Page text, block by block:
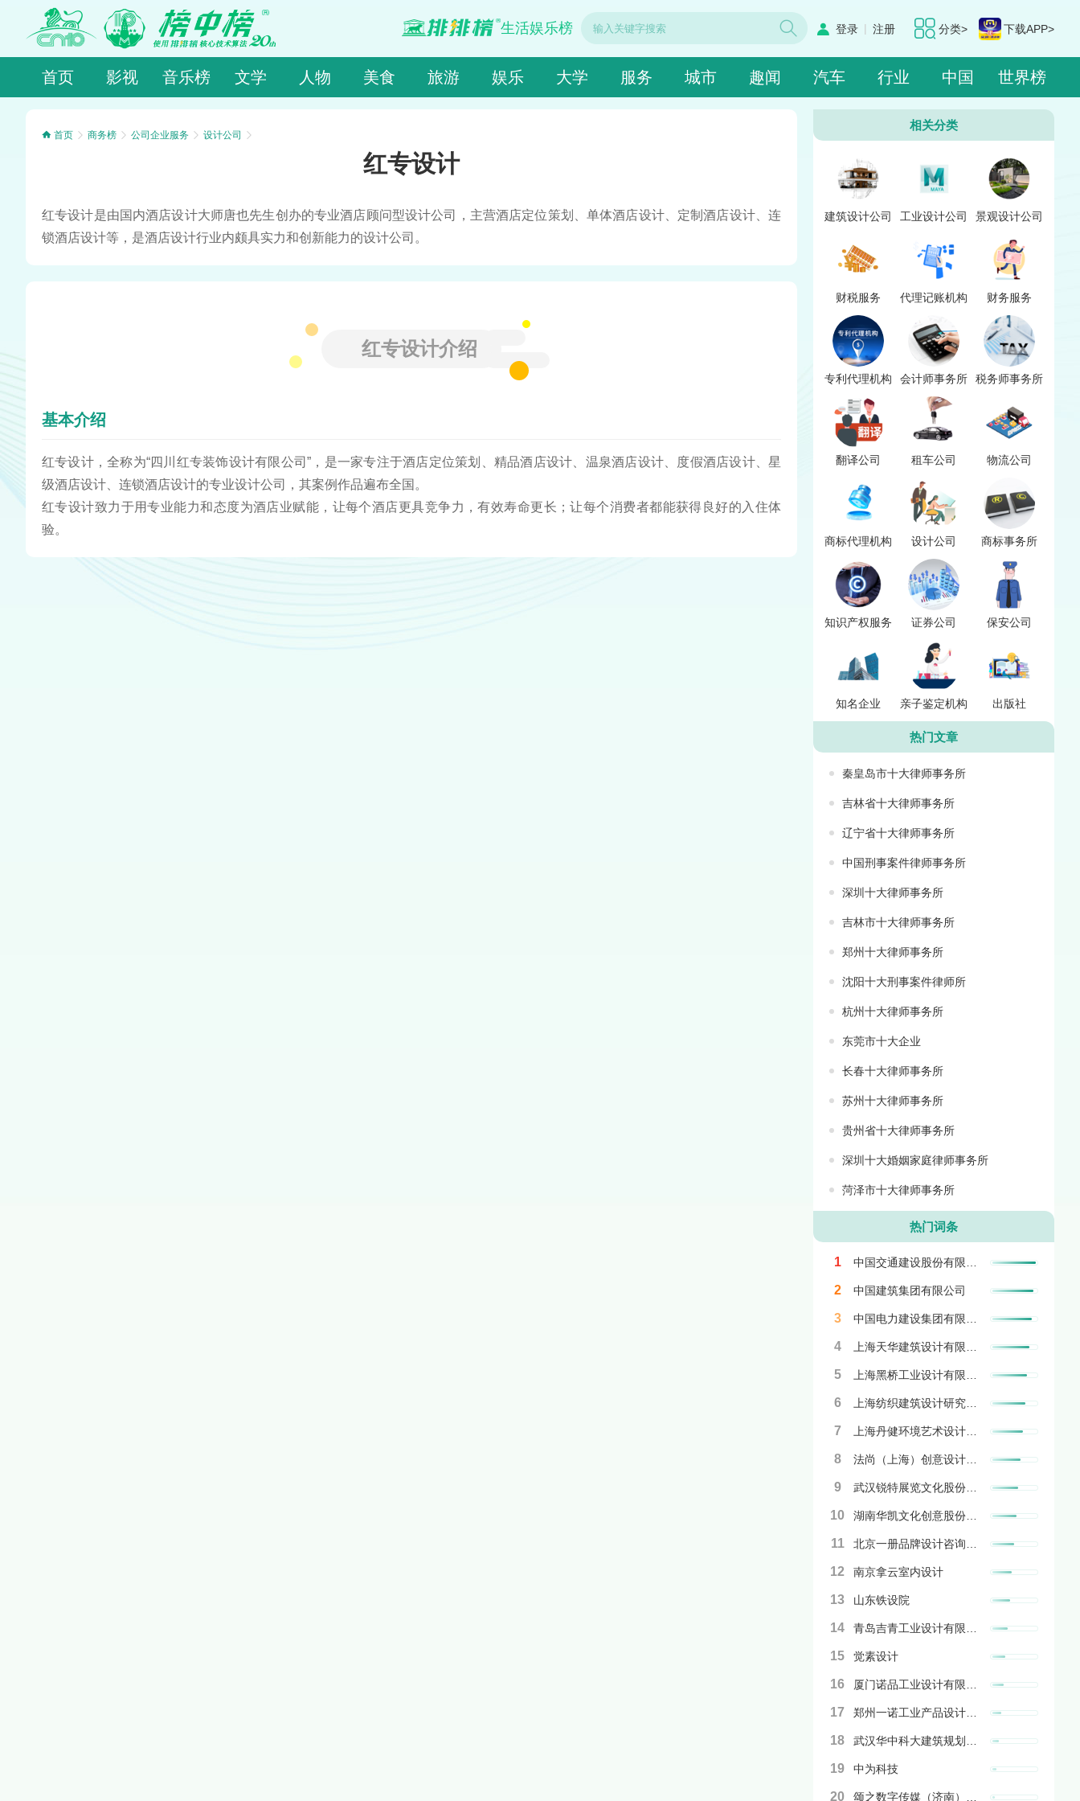
分类> 下载APP>
登录 | 注册
生活娱乐榜
首页 影视 音乐榜 文学 人物 美食 旅游 娱乐 大学 服务 城市 趣闻 汽车 行业 中国 世界榜
首页 商务榜 公司企业服务 设计公司
红专设计
红专设计是由国内酒店设计大师唐也先生创办的专业酒店顾问型设计公司，主营酒店定位策划、单体酒店设计、定制酒店设计、连
锁酒店设计等，是酒店设计行业内颇具实力和创新能力的设计公司。
红专设计介绍
基本介绍
红专设计，全称为“四川红专装饰设计有限公司”，是一家专注于酒店定位策划、精品酒店设计、温泉酒店设计、度假酒店设计、星
级酒店设计、连锁酒店设计的专业设计公司，其案例作品遍布全国。
红专设计致力于用专业能力和态度为酒店业赋能，让每个酒店更具竞争力，有效寿命更长；让每个消费者都能获得良好的入住体
验。
相关分类
建筑设计公司 工业设计公司 景观设计公司
财税服务 代理记账机构 财务服务
专利代理机构 会计师事务所 税务师事务所
翻译公司 租车公司 物流公司
商标代理机构 设计公司 商标事务所
知识产权服务 证券公司 保安公司
知名企业 亲子鉴定机构 出版社
热门文章
秦皇岛市十大律师事务所
吉林省十大律师事务所
辽宁省十大律师事务所
中国刑事案件律师事务所
深圳十大律师事务所
吉林市十大律师事务所
郑州十大律师事务所
沈阳十大刑事案件律师所
杭州十大律师事务所
东莞市十大企业
长春十大律师事务所
苏州十大律师事务所
贵州省十大律师事务所
深圳十大婚姻家庭律师事务所
菏泽市十大律师事务所
热门词条
1 中国交通建设股份有限公司
2 中国建筑集团有限公司
3 中国电力建设集团有限公司
4 上海天华建筑设计有限公司
5 上海黑桥工业设计有限公司
6 上海纺织建筑设计研究院有限公司
7 上海丹健环境艺术设计有限公司
8 法尚（上海）创意设计有限公司
9 武汉锐特展览文化股份有限公司
10 湖南华凯文化创意股份有限公司
11 北京一册品牌设计咨询有限公司
12 南京拿云室内设计
13 山东铁设院
14 青岛吉青工业设计有限公司
15 觉素设计
16 厦门诺品工业设计有限公司
17 郑州一诺工业产品设计有限公司
18 武汉华中科大建筑规划设计研究院有限公司
19 中为科技
20 颂之数字传媒（济南）有限公司